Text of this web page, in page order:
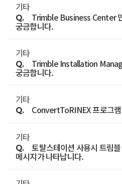
기타
Q. Trimble Business Center
궁금합니다.
A.
클릭하여 ‘Download
진행해주세요.
기타
Q. Trimble Installation
궁금합니다.
A.
버전을 업데이트 하기 위
(지원하는 제품목록은 설
기타
Q. ConvertToRINEX 프로그
A.
T01, DAT, R00, T04)을
기타
Q. 토탈스테이션 사용시 트림
메시지가 나타납니다.